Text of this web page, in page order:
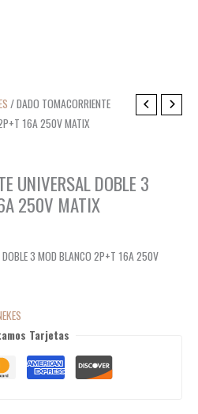
/ DADO TOMACORRIENTE
16A 250V MATIX
UNIVERSAL DOBLE 3
250V MATIX
DOBLE 3 MOD BLANCO 2P+T 16A 250V
Tarjetas